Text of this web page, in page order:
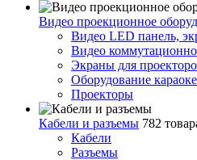
Видео проекционное
Видео LED панель,
Видео
Экраны для
Оборудование караоке
Проекторы
Кабели и разъемы 782
Кабели
Разъемы